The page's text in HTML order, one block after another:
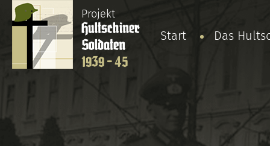
Projekt
Hultschiner
Soldaten
1939 - 45
Start Das